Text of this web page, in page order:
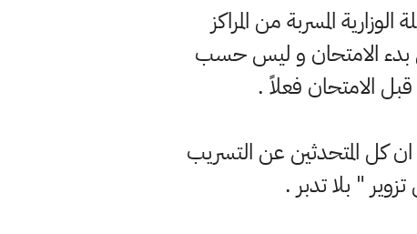
المسربة من المراكز
بدء الامتحان و ليس حسب
الامتحان فعلاً .
كل المتحدثين عن التسريب
" بلا تدبر .